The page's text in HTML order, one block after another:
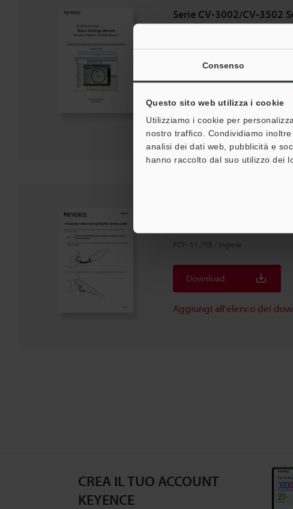
Consenso
Questo sito web utilizza i cookie
Utilizziamo i cookie per
nostro traffico. Condividiamo
analisi dei dati web, pubblicità e
hanno raccolto dal suo utilizzo dei
Serie CV-3002/CV-3502
simulazione: CV-H3N
Aggiungi all'elenco dei
PDF: 51.7KB / Inglese
Download
Aggiungi all'elenco dei
CREA IL TUO ACCOUNT
KEYENCE